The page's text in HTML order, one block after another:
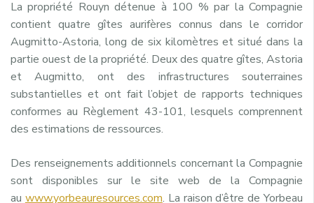
La propriété Rouyn détenue à 100 % par la Compagnie
contient quatre gîtes aurifères connus dans le corridor
Augmitto-Astoria, long de six kilomètres et situé dans la
partie ouest de la propriété. Deux des quatre gîtes, Astoria
et Augmitto, ont des infrastructures souterraines
substantielles et ont fait l’objet de rapports techniques
conformes au Règlement 43-101, lesquels comprennent
des estimations de ressources.
Des renseignements additionnels concernant la Compagnie
sont disponibles sur le site web de la Compagnie
au www.yorbeauresources.com. La raison d’être de Yorbeau